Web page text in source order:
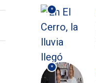
*
*